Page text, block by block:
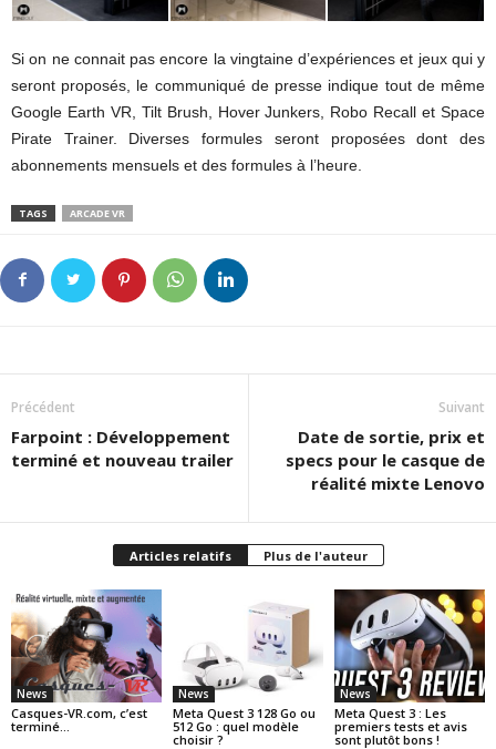
Si on ne connait pas encore la vingtaine d’expériences et jeux qui y
seront proposés, le communiqué de presse indique tout de même
Google Earth VR, Tilt Brush, Hover Junkers, Robo Recall et Space
Pirate Trainer. Diverses formules seront proposées dont des
abonnements mensuels et des formules à l’heure.
TAGS ARCADE VR
Précédent
Farpoint : Développement
terminé et nouveau trailer
Suivant
Date de sortie, prix et
specs pour le casque de
réalité mixte Lenovo
Articles relatifs Plus de l'auteur
News
Casques-VR.com, c’est
terminé…
News
Meta Quest 3 128 Go ou
512 Go : quel modèle
choisir ?
News
Meta Quest 3 : Les
premiers tests et avis
sont plutôt bons !